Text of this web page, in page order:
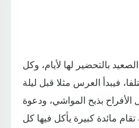
بالتحضير لها لأيام، وكل
فيبدأ العرس مثلا قبل ليلة
الأفراح بذبح المواشي، ودعوة
تقام مائدة كبيرة يأكل فيها كل